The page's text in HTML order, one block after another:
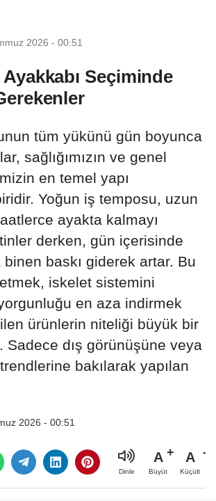
2026 - 00:51
Seçiminde
tüm yükünü gün boyunca
sağlığımızın ve genel
en temel yapı
Yoğun iş temposu, uzun
ayakta kalmayı
derken, gün içerisinde
binen baskı giderek artar. Bu
iskelet sistemini
en aza indirmek
ürünlerin niteliği büyük bir
Sadece dış görünüşüne veya
bakılarak yapılan
2026 - 00:51
Dinle
A
Büyüt
A
Küçült